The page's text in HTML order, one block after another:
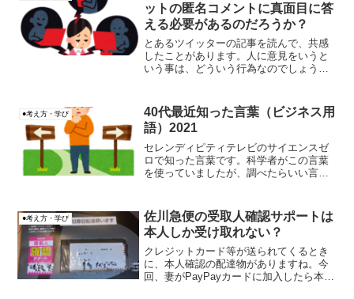
ットの匿名コメントに真面目に答
える必要があるのだろうか？
とあるツイッターの記事を読んで、共感
したことがあります。人に意見をいうと
いう事は、どういう行為なのでしょうか
●考え方・学び
40代最近知った言葉（ビジネス用
語）2021
セレンディピティテレビのサイエンスゼ
ロで知った言葉です。科学者がこの言葉
を使っていましたが、調べたらいい言葉
は、素敵な偶然に出会ったり、予想外の
ものを発見すること。また、...
●考え方・学び
佐川急便の受取人確認サポートは
本人しか受け取れない？
クレジットカード等が送られてくるとき
に、本人確認の配達物がありますね。今
回、妻がPayPayカードに加入したら本人